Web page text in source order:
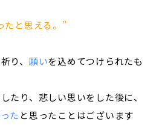
たと思える。”
り、 願いを込めてつけられたも
たり、悲しい思いをした後に、
た と思ったことはございます